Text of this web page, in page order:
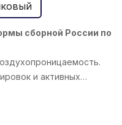
сборной России по
и активных